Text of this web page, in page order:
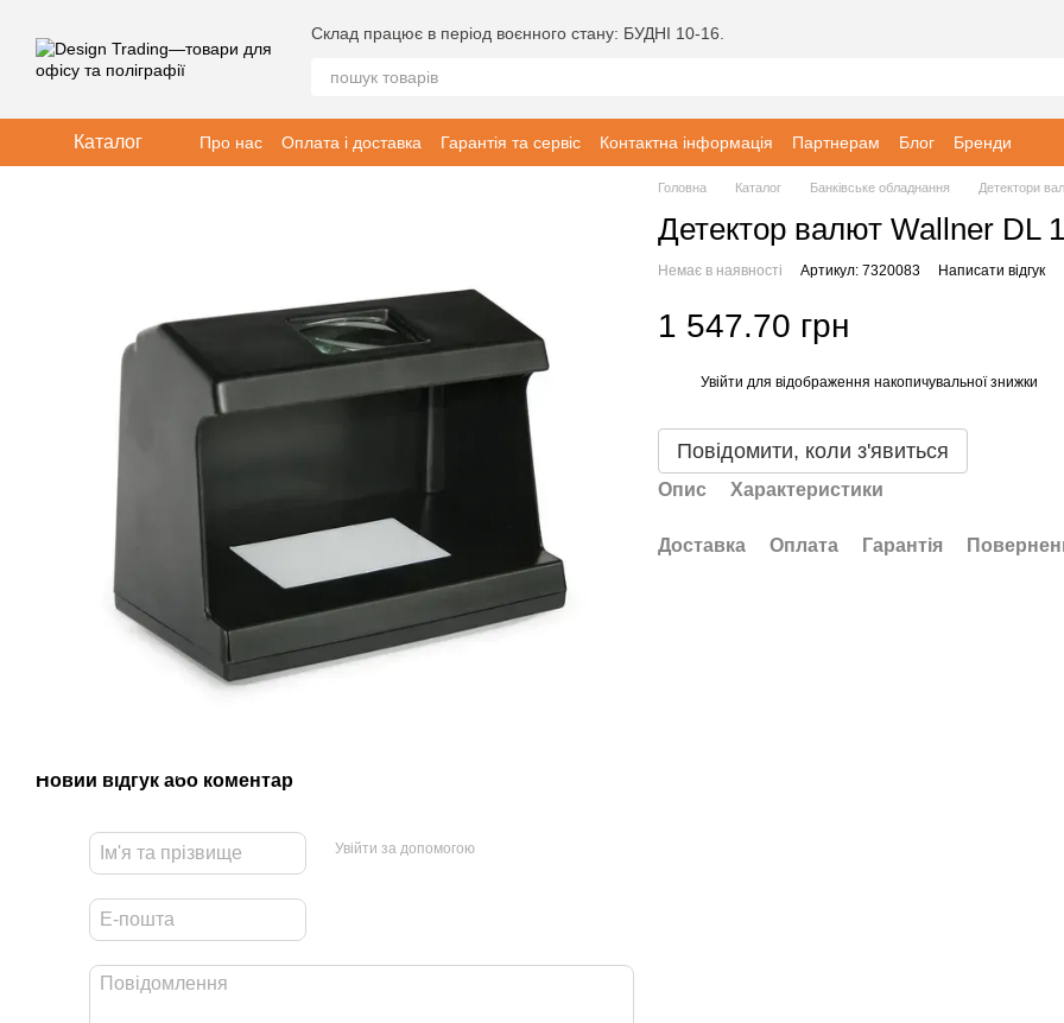
Склад працює в період воєнного стану: БУДНІ 10-16.
Каталог Про нас Оплата і доставка Гарантія та сервіс Контактна інформація Партнерам Блог Бренди
Новий відгук або коментар
Увійти за допомогою
Головна Каталог Банківське обладнання Детектори
Детектор валют Wallner DL
Немає в наявності Артикул: 7320083 Написати відгук
1 547.70 грн
Увійти для відображення накопичувальної знижки
Повідомити, коли з'явиться
Опис Характеристики
Доставка Оплата Гарантія